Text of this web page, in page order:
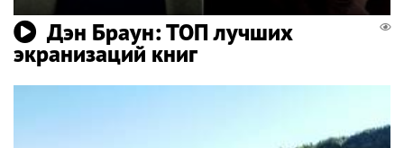
Дэн Браун: ТОП лучших
экранизаций книг